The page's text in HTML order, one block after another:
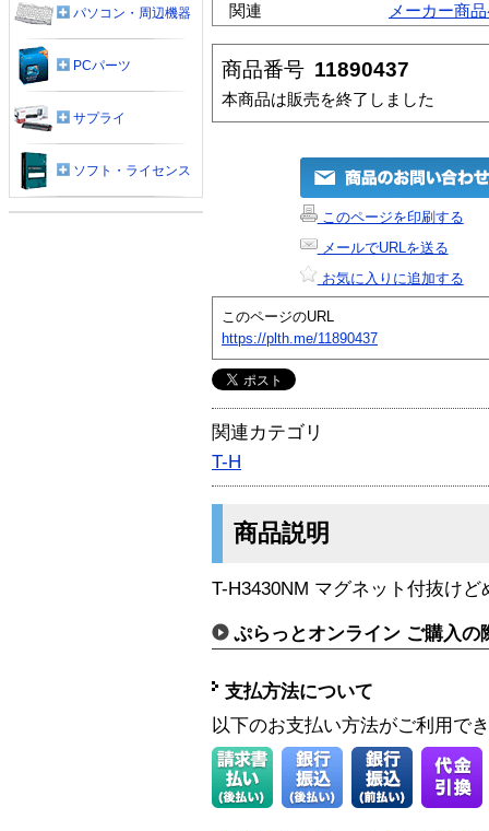
関連
メーカー商
商品番号 11890437
本商品は販売を終了しました
このページを印刷する
メールでURLを送る
お気に入りに追加する
このページのURL
https://plth.me/11890437
関連カテゴリ
T-H
商品説明
T-H3430NM マグネット付抜けど
ぷらっとオンライン ご購入の
支払方法について
以下のお支払い方法がご利用で
パソコン・周辺機器
PCパーツ
サプライ
ソフト・ライセンス